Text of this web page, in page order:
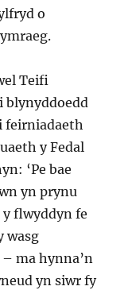
o
Teifi
blynyddoedd
feirniadaeth
y Fedal
‘Pe bae
yn prynu
y flwyddyn fe
wasg
– ma hynna’n
yn siwr fy